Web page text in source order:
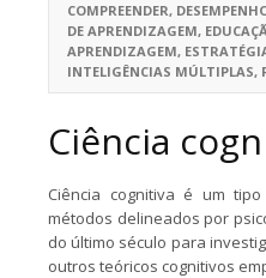
COMPREENDER,
DE APRENDIZAGEM,
APRENDIZAGEM,
INTELIGÊNCIAS MÚLTIPLAS,
Ciência
Ciência cognitiva é um
métodos delineados por
do último século para
outros teóricos cognitivos